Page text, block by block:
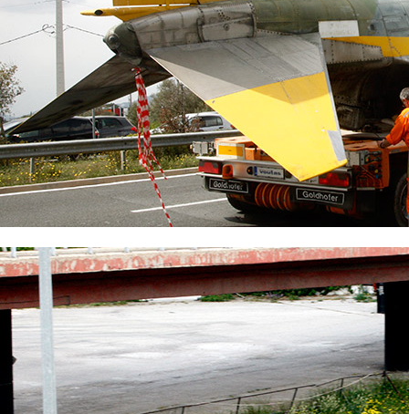
Μπορούν να επιχειρούν σε ύψη από ελάχιστα μέχρι
40.000 πόδια ανάλογα με το είδος αποστολής. Κυριότερη
αποστολή του ήταν η αναγνώριση πριν και μετά την
προσβολή ενός στόχου. Στη δεύτερη περίπτωση η
αποστολή ονομάζεται BDA (Battle Damage Assessment)
και η επιτυχία της είναι καίριος παράγοντας για το
σχεδιασμό επιχειρήσεων ΔΒ.
Η ολοκλήρωση της παραλαβής οκτώ καινούργιων RF-4E
το 1980 αναβάθμισε κατακόρυφα τις δυνατότητες
αναγνώρισης της ΠΑ. Ο μικρός αριθμός τους
συμπληρώθηκε το 1993 από 27 μεταχειρισμένα RF-4E
από δυτικογερμανικά αποθέματα.
Πλήρωμα:2
Κινητήρες:2 General Electric J-79-GE-15 turbojet engines
with afterburners/Ώση:17.900 λίβρες
Εκπέτασμα Πτερύγων:11.7μ
Μήκος:19.1μ
Μέγιστη ταχύτητα:2,370 km/h ή 2.2 Mach
Επιχειρησιακή Οροφή: Πάνω από 15.240μ ή 50.000
πόδια